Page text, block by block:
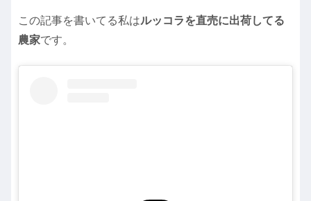
この記事を書いてる私はルッコラを直売に出荷してる
農家です。